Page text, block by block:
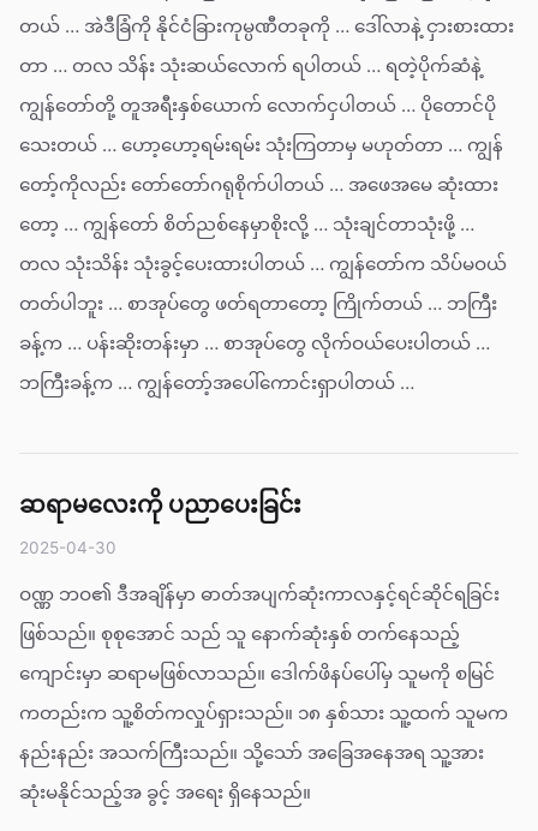
တယ် … အဲဒီခြံကို နိုင်ငံခြားကုမ္ပဏီတခုကို … ဒေါ်လာနဲ့ ငှားစားထား
တာ … တလ သိန်း သုံးဆယ်လောက် ရပါတယ် … ရတဲ့ပိုက်ဆံနဲ့
ကျွန်တော်တို့ တူအရီးနှစ်ယောက် လောက်ငှပါတယ် … ပိုတောင်ပို
သေးတယ် … ဟော့ဟော့ရမ်းရမ်း သုံးကြတာမှ မဟုတ်တာ … ကျွန်
တော့်ကိုလည်း တော်တော်ဂရုစိုက်ပါတယ် … အဖေအမေ ဆုံးထား
တော့ … ကျွန်တော် စိတ်ညစ်နေမှာစိုးလို့ … သုံးချင်တာသုံးဖို့ …
တလ သုံးသိန်း သုံးခွင့်ပေးထားပါတယ် … ကျွန်တော်က သိပ်မဝယ်
တတ်ပါဘူး … စာအုပ်တွေ ဖတ်ရတာတော့ ကြိုက်တယ် … ဘကြီး
ခန့်က … ပန်းဆိုးတန်းမှာ … စာအုပ်တွေ လိုက်ဝယ်ပေးပါတယ် …
ဘကြီးခန့်က … ကျွန်တော့်အပေါ်ကောင်းရှာပါတယ် …
ဆရာမလေးကို ပညာပေးခြင်း
2025-04-30
ဝဏ္ဏ ဘဝ၏ ဒီအချိန်မှာ ဓာတ်အပျက်ဆုံးကာလနှင့်ရင်ဆိုင်ရခြင်း
ဖြစ်သည်။ စုစုအောင် သည် သူ နောက်ဆုံးနှစ် တက်နေသည့်
ကျောင်းမှာ ဆရာမဖြစ်လာသည်။ ဒေါက်ဖိနပ်ပေါ်မှ သူမကို စမြင်
ကတည်းက သူ့စိတ်ကလှုပ်ရှားသည်။ ၁၈ နှစ်သား သူ့ထက် သူမက
နည်းနည်း အသက်ကြီးသည်။ သို့သော် အခြေအနေအရ သူ့အား
ဆုံးမနိုင်သည့်အ ခွင့် အရေး ရှိနေသည်။